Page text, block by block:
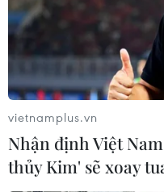
vietnamplus.vn
Nhận định Việt
thủy Kim' sẽ xoay